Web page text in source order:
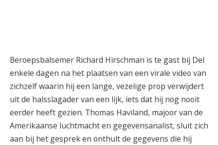
Beroepsbalsemer Richard Hirschman is te gast bij Del
enkele dagen na het plaatsen van een virale video van
zichzelf waarin hij een lange, vezelige prop verwijdert
uit de halsslagader van een lijk, iets dat hij nog nooit
eerder heeft gezien. Thomas Haviland, majoor van de
Amerikaanse luchtmacht en gegevensanalist, sluit zich
aan bij het gesprek en onthult de gegevens die hij